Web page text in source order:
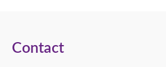
Contact